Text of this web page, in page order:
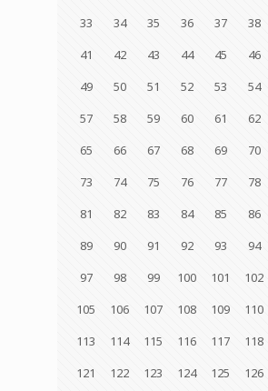
33
34 35 36 37 38
41
42 43 44 45 46
49
50 51 52 53 54
57
58 59 60 61 62
65
66 67 68 69 70
73
74 75 76 77 78
81
82 83 84 85 86
89
90 91 92 93 94
97
98 99 100 101 102
105
106 107 108 109 110
113
114 115 116 117 118
121
122 123 124 125 126